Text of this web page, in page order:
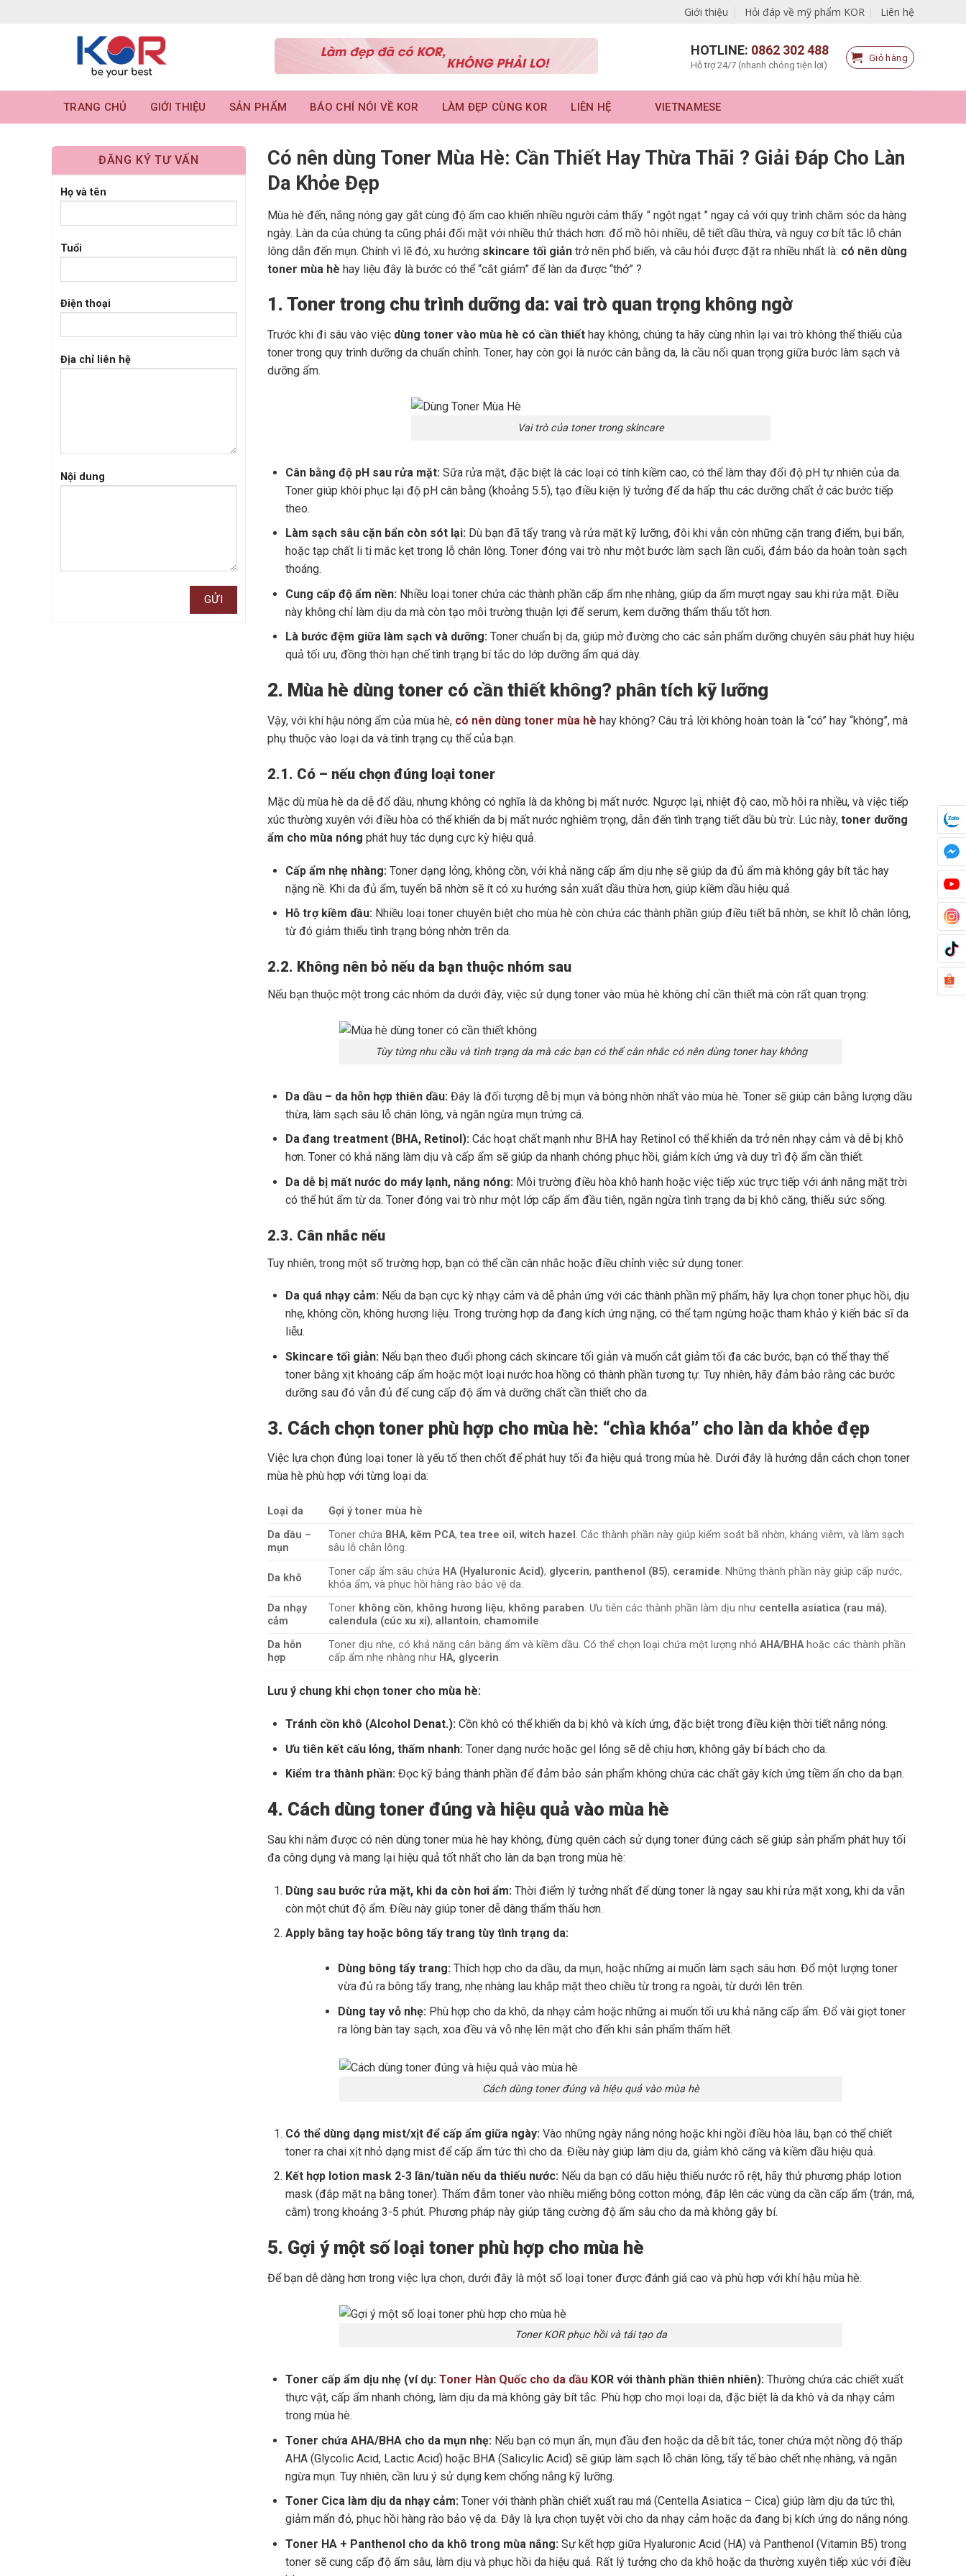
Giới thiệu Hỏi đáp về mỹ phẩm KOR Liên hệ
HOTLINE: 0862 302 488
Hỗ trợ 24/7 (nhanh chóng tiện lợi)
Giỏ hàng
TRANG CHỦ GIỚI THIỆU SẢN PHẨM BÁO CHÍ NÓI VỀ KOR LÀM ĐẸP CÙNG KOR LIÊN HỆ VIETNAMESE
Có nên dùng Toner Mùa Hè: Cần Thiết Hay Thừa Thãi ? Giải Đáp Cho Làn
Da Khỏe Đẹp
Mùa hè đến, nắng nóng gay gắt cùng độ ẩm cao khiến nhiều người cảm thấy ” ngột ngạt ” ngay cả với quy trình chăm sóc da hàng
ngày. Làn da của chúng ta cũng phải đối mặt với nhiều thử thách hơn: đổ mồ hôi nhiều, dễ tiết dầu thừa, và nguy cơ bít tắc lỗ chân
lông dẫn đến mụn. Chính vì lẽ đó, xu hướng skincare tối giản trở nên phổ biến, và câu hỏi được đặt ra nhiều nhất là: có nên dùng
toner mùa hè hay liệu đây là bước có thể “cắt giảm” để làn da được “thở” ?
1. Toner trong chu trình dưỡng da: vai trò quan trọng không ngờ
Trước khi đi sâu vào việc dùng toner vào mùa hè có cần thiết hay không, chúng ta hãy cùng nhìn lại vai trò không thể thiếu của
toner trong quy trình dưỡng da chuẩn chỉnh. Toner, hay còn gọi là nước cân bằng da, là cầu nối quan trọng giữa bước làm sạch và
dưỡng ẩm.
Vai trò của toner trong skincare
Cân bằng độ pH sau rửa mặt: Sữa rửa mặt, đặc biệt là các loại có tính kiềm cao, có thể làm thay đổi độ pH tự nhiên của da.
Toner giúp khôi phục lại độ pH cân bằng (khoảng 5.5), tạo điều kiện lý tưởng để da hấp thu các dưỡng chất ở các bước tiếp
theo.
Làm sạch sâu cặn bẩn còn sót lại: Dù bạn đã tẩy trang và rửa mặt kỹ lưỡng, đôi khi vẫn còn những cặn trang điểm, bụi bẩn,
hoặc tạp chất li ti mắc kẹt trong lỗ chân lông. Toner đóng vai trò như một bước làm sạch lần cuối, đảm bảo da hoàn toàn sạch
thoáng.
Cung cấp độ ẩm nền: Nhiều loại toner chứa các thành phần cấp ẩm nhẹ nhàng, giúp da ẩm mượt ngay sau khi rửa mặt. Điều
này không chỉ làm dịu da mà còn tạo môi trường thuận lợi để serum, kem dưỡng thẩm thấu tốt hơn.
Là bước đệm giữa làm sạch và dưỡng: Toner chuẩn bị da, giúp mở đường cho các sản phẩm dưỡng chuyên sâu phát huy hiệu
quả tối ưu, đồng thời hạn chế tình trạng bí tắc do lớp dưỡng ẩm quá dày.
2. Mùa hè dùng toner có cần thiết không? phân tích kỹ lưỡng
Vậy, với khí hậu nóng ẩm của mùa hè, có nên dùng toner mùa hè hay không? Câu trả lời không hoàn toàn là “có” hay “không”, mà
phụ thuộc vào loại da và tình trạng cụ thể của bạn.
2.1. Có – nếu chọn đúng loại toner
Mặc dù mùa hè da dễ đổ dầu, nhưng không có nghĩa là da không bị mất nước. Ngược lại, nhiệt độ cao, mồ hôi ra nhiều, và việc tiếp
xúc thường xuyên với điều hòa có thể khiến da bị mất nước nghiêm trọng, dẫn đến tình trạng tiết dầu bù trừ. Lúc này, toner dưỡng
ẩm cho mùa nóng phát huy tác dụng cực kỳ hiệu quả.
Cấp ẩm nhẹ nhàng: Toner dạng lỏng, không cồn, với khả năng cấp ẩm dịu nhẹ sẽ giúp da đủ ẩm mà không gây bít tắc hay
nặng nề. Khi da đủ ẩm, tuyến bã nhờn sẽ ít có xu hướng sản xuất dầu thừa hơn, giúp kiềm dầu hiệu quả.
Hỗ trợ kiềm dầu: Nhiều loại toner chuyên biệt cho mùa hè còn chứa các thành phần giúp điều tiết bã nhờn, se khít lỗ chân lông,
từ đó giảm thiểu tình trạng bóng nhờn trên da.
2.2. Không nên bỏ nếu da bạn thuộc nhóm sau
Nếu bạn thuộc một trong các nhóm da dưới đây, việc sử dụng toner vào mùa hè không chỉ cần thiết mà còn rất quan trọng:
Tùy từng nhu cầu và tình trạng da mà các bạn có thể cân nhắc có nên dùng toner hay không
Da dầu – da hỗn hợp thiên dầu: Đây là đối tượng dễ bị mụn và bóng nhờn nhất vào mùa hè. Toner sẽ giúp cân bằng lượng dầu
thừa, làm sạch sâu lỗ chân lông, và ngăn ngừa mụn trứng cá.
Da đang treatment (BHA, Retinol): Các hoạt chất mạnh như BHA hay Retinol có thể khiến da trở nên nhạy cảm và dễ bị khô
hơn. Toner có khả năng làm dịu và cấp ẩm sẽ giúp da nhanh chóng phục hồi, giảm kích ứng và duy trì độ ẩm cần thiết.
Da dễ bị mất nước do máy lạnh, nắng nóng: Môi trường điều hòa khô hanh hoặc việc tiếp xúc trực tiếp với ánh nắng mặt trời
có thể hút ẩm từ da. Toner đóng vai trò như một lớp cấp ẩm đầu tiên, ngăn ngừa tình trạng da bị khô căng, thiếu sức sống.
2.3. Cân nhắc nếu
Tuy nhiên, trong một số trường hợp, bạn có thể cần cân nhắc hoặc điều chỉnh việc sử dụng toner:
Da quá nhạy cảm: Nếu da bạn cực kỳ nhạy cảm và dễ phản ứng với các thành phần mỹ phẩm, hãy lựa chọn toner phục hồi, dịu
nhẹ, không cồn, không hương liệu. Trong trường hợp da đang kích ứng nặng, có thể tạm ngừng hoặc tham khảo ý kiến bác sĩ da
liễu.
Skincare tối giản: Nếu bạn theo đuổi phong cách skincare tối giản và muốn cắt giảm tối đa các bước, bạn có thể thay thế
toner bằng xịt khoáng cấp ẩm hoặc một loại nước hoa hồng có thành phần tương tự. Tuy nhiên, hãy đảm bảo rằng các bước
dưỡng sau đó vẫn đủ để cung cấp độ ẩm và dưỡng chất cần thiết cho da.
3. Cách chọn toner phù hợp cho mùa hè: “chìa khóa” cho làn da khỏe đẹp
Việc lựa chọn đúng loại toner là yếu tố then chốt để phát huy tối đa hiệu quả trong mùa hè. Dưới đây là hướng dẫn cách chọn toner
mùa hè phù hợp với từng loại da:
Loại da
Gợi ý toner mùa hè
Da dầu –
mụn
Toner chứa BHA, kẽm PCA,tea tree oil,witch hazel . Các thành phần này giúp kiểm soát bã nhờn, kháng viêm, và làm sạch
sâu lỗ chân lông.
Da khô
Toner cấp ẩm sâu chứa HA (Hyaluronic Acid), glycerin, panthenol (B5), ceramide. Những thành phần này giúp cấp nước,
khóa ẩm, và phục hồi hàng rào bảo vệ da.
Da nhạy
cảm
Toner không cồn, không hương liệu, không paraben. Ưu tiên các thành phần làm dịu như centella asiatica (rau má),
calendula (cúc xu xi),allantoin, chamomile.
Da hỗn
hợp
Toner dịu nhẹ, có khả năng cân bằng ẩm và kiềm dầu. Có thể chọn loại chứa một lượng nhỏAHA/BHAhoặc các thành phần
cấp ẩm nhẹ nhàng như HA, glycerin.
Lưu ý chung khi chọn toner cho mùa hè:
Tránh cồn khô (Alcohol Denat.): Cồn khô có thể khiến da bị khô và kích ứng, đặc biệt trong điều kiện thời tiết nắng nóng.
Ưu tiên kết cấu lỏng, thấm nhanh: Toner dạng nước hoặc gel lỏng sẽ dễ chịu hơn, không gây bí bách cho da.
Kiểm tra thành phần: Đọc kỹ bảng thành phần để đảm bảo sản phẩm không chứa các chất gây kích ứng tiềm ẩn cho da bạn.
4. Cách dùng toner đúng và hiệu quả vào mùa hè
Sau khi nắm được có nên dùng toner mùa hè hay không, đừng quên cách sử dụng toner đúng cách sẽ giúp sản phẩm phát huy tối
đa công dụng và mang lại hiệu quả tốt nhất cho làn da bạn trong mùa hè:
Dùng sau bước rửa mặt, khi da còn hơi ẩm: Thời điểm lý tưởng nhất để dùng toner là ngay sau khi rửa mặt xong, khi da vẫn
còn một chút độ ẩm. Điều này giúp toner dễ dàng thẩm thấu hơn.
Apply bằng tay hoặc bông tẩy trang tùy tình trạng da:
Dùng bông tẩy trang: Thích hợp cho da dầu, da mụn, hoặc những ai muốn làm sạch sâu hơn. Đổ một lượng toner
vừa đủ ra bông tẩy trang, nhẹ nhàng lau khắp mặt theo chiều từ trong ra ngoài, từ dưới lên trên.
Dùng tay vỗ nhẹ: Phù hợp cho da khô, da nhạy cảm hoặc những ai muốn tối ưu khả năng cấp ẩm. Đổ vài giọt toner
ra lòng bàn tay sạch, xoa đều và vỗ nhẹ lên mặt cho đến khi sản phẩm thấm hết.
Cách dùng toner đúng và hiệu quả vào mùa hè
Có thể dùng dạng mist/xịt để cấp ẩm giữa ngày: Vào những ngày nắng nóng hoặc khi ngồi điều hòa lâu, bạn có thể chiết
toner ra chai xịt nhỏ dạng mist để cấp ẩm tức thì cho da. Điều này giúp làm dịu da, giảm khô căng và kiềm dầu hiệu quả.
Kết hợp lotion mask 2-3 lần/tuần nếu da thiếu nước: Nếu da bạn có dấu hiệu thiếu nước rõ rệt, hãy thử phương pháp lotion
mask (đắp mặt nạ bằng toner). Thấm đẫm toner vào nhiều miếng bông cotton mỏng, đắp lên các vùng da cần cấp ẩm (trán, má,
cằm) trong khoảng 3-5 phút. Phương pháp này giúp tăng cường độ ẩm sâu cho da mà không gây bí.
5. Gợi ý một số loại toner phù hợp cho mùa hè
Để bạn dễ dàng hơn trong việc lựa chọn, dưới đây là một số loại toner được đánh giá cao và phù hợp với khí hậu mùa hè:
Toner KOR phục hồi và tái tạo da
Toner cấp ẩm dịu nhẹ (ví dụ: Toner Hàn Quốc cho da dầu KOR với thành phần thiên nhiên): Thường chứa các chiết xuất
thực vật, cấp ẩm nhanh chóng, làm dịu da mà không gây bít tắc. Phù hợp cho mọi loại da, đặc biệt là da khô và da nhạy cảm
trong mùa hè.
Toner chứa AHA/BHA cho da mụn nhẹ: Nếu bạn có mụn ẩn, mụn đầu đen hoặc da dễ bít tắc, toner chứa một nồng độ thấp
AHA (Glycolic Acid, Lactic Acid) hoặc BHA (Salicylic Acid) sẽ giúp làm sạch lỗ chân lông, tẩy tế bào chết nhẹ nhàng, và ngăn
ngừa mụn. Tuy nhiên, cần lưu ý sử dụng kem chống nắng kỹ lưỡng.
Toner Cica làm dịu da nhạy cảm: Toner với thành phần chiết xuất rau má (Centella Asiatica – Cica) giúp làm dịu da tức thì,
giảm mẩn đỏ, phục hồi hàng rào bảo vệ da. Đây là lựa chọn tuyệt vời cho da nhạy cảm hoặc da đang bị kích ứng do nắng nóng.
Toner HA + Panthenol cho da khô trong mùa nắng: Sự kết hợp giữa Hyaluronic Acid (HA) và Panthenol (Vitamin B5) trong
toner sẽ cung cấp độ ẩm sâu, làm dịu và phục hồi da hiệu quả. Rất lý tưởng cho da khô hoặc da thường xuyên tiếp xúc với điều
ĐĂNG KÝ TƯ VẤN
Họ và tên
Tuổi
Điện thoại
Địa chỉ liên hệ
Nội dung